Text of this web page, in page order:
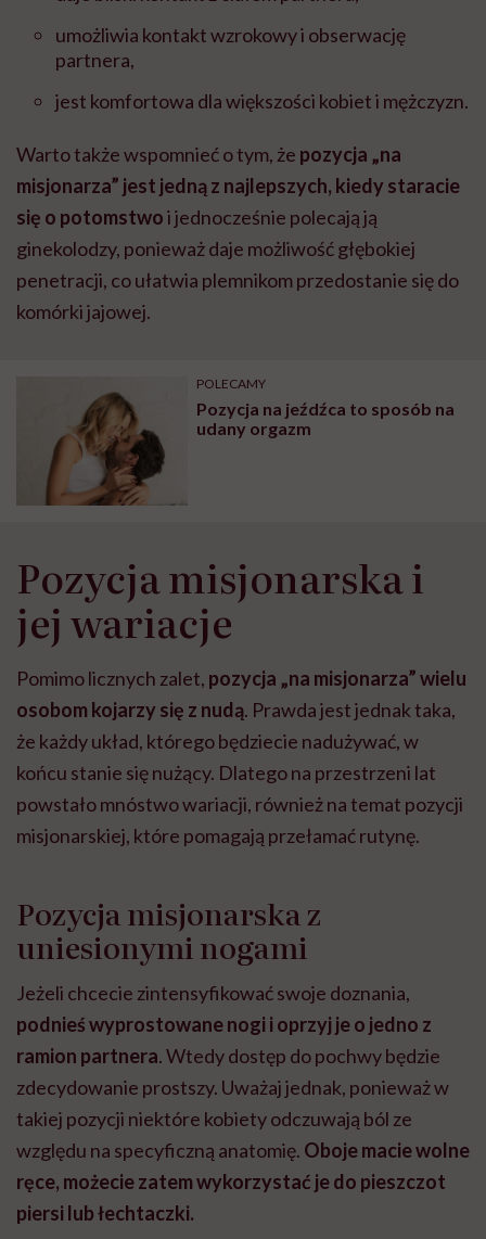
umożliwia kontakt wzrokowy i obserwację
partnera,
jest komfortowa dla większości kobiet i mężczyzn.
Warto także wspomnieć o tym, że pozycja „na
misjonarza” jest jedną z najlepszych, kiedy staracie
się o potomstwoi jednocześnie polecają ją
ginekolodzy, ponieważ daje możliwość głębokiej
penetracji, co ułatwia plemnikom przedostanie się do
komórki jajowej.
POLECAMY
Pozycja na jeźdźca to sposób na
udany orgazm
Pozycja misjonarska i
jej wariacje
Pomimo licznych zalet, pozycja „na misjonarza” wielu
osobom kojarzy się z nudą. Prawda jest jednak taka,
że każdy układ, którego będziecie nadużywać, w
końcu stanie się nużący. Dlatego na przestrzeni lat
powstało mnóstwo wariacji, również na temat pozycji
misjonarskiej, które pomagają przełamać rutynę.
Pozycja misjonarska z
uniesionymi nogami
Jeżeli chcecie zintensyfikować swoje doznania,
podnieś wyprostowane nogi i oprzyj je o jedno z
ramion partnera. Wtedy dostęp do pochwy będzie
zdecydowanie prostszy. Uważaj jednak, ponieważ w
takiej pozycji niektóre kobiety odczuwają ból ze
względu na specyficzną anatomię. Oboje macie wolne
ręce, możecie zatem wykorzystać je do pieszczot
piersi lub łechtaczki.